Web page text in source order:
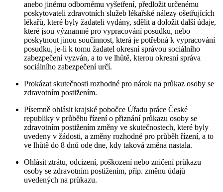
anebo jinému odbornému vyšetření, předložit určenému
poskytovateli zdravotních služeb lékařské nálezy ošetřujících
lékařů, které byly žadateli vydány, sdělit a doložit další údaje,
které jsou významné pro vypracování posudku, nebo
poskytnout jinou součinnost, která je potřebná k vypracování
posudku, je-li k tomu žadatel okresní správou sociálního
zabezpečení vyzván, a to ve lhůtě, kterou okresní správa
sociálního zabezpečení určí.
Prokázat skutečnosti rozhodné pro nárok na průkaz osoby se
zdravotním postižením.
Písemně ohlásit krajské pobočce Úřadu práce České
republiky v průběhu řízení o přiznání průkazu osoby se
zdravotním postižením změny ve skutečnostech, které byly
uvedeny v žádosti, a změny rozhodné pro průběh řízení, a to
ve lhůtě do 8 dnů ode dne, kdy taková změna nastala.
Ohlásit ztrátu, odcizení, poškození nebo zničení průkazu
osoby se zdravotním postižením, příp. změnu údajů
uvedených na průkazu.